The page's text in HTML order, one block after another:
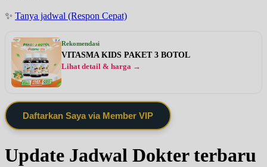
✨ Tanya jadwal (Respon Cepat)
Rekomendasi
VITASMA KIDS PAKET 3 BOTOL
Lihat detail & harga →
Daftarkan Saya via Member VIP
Update Jadwal Dokter terbaru